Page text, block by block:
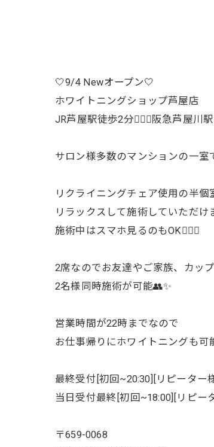
🤍9/4 Newオープン🤍
ホワイトニングショップ芦屋店
JR芦屋駅徒歩2分🚶🏻‍♀️阪急芦屋川
サロン様多数のマンションの一
リクライニングチェア使用の半個
リラックスして施術していただけ
施術中はスマホ見るのもOK🙆🏻‍♀️
2席なのでお友達やご家族、カッ
2名様同時施術が可能👥✨
営業時間が22時までなので
お仕事帰りにホワイトニングも可
最終受付[初回~20:30][リピーター
当日受付最終[初回~18:00][リピー
〒659-0068